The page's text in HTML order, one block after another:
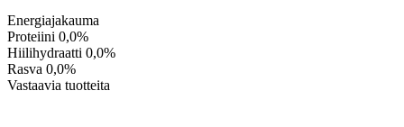
Energiajakauma
Proteiini 0,0%
Hiilihydraatti 0,0%
Rasva 0,0%
Vastaavia tuotteita